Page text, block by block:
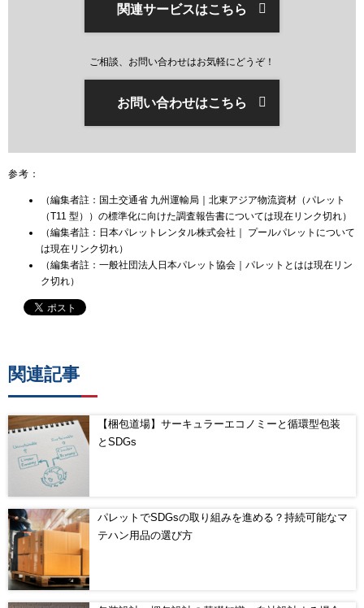
関連サービスはこちら
ご相談、お問い合わせはお気軽にどうぞ！
お問い合わせはこちら
参考：
（編集者註：国土交通省 九州運輸局｜北東アジア物流資材（パレット
（T11 型））の標準化に向けた調査報告書については現在リンク切れ）
（編集者註：日本パレットレンタル株式会社｜ プールパレットについて
は現在リンク切れ）
（編集者註：一般社団法人日本パレット協会｜パレットとはは現在リン
ク切れ）
関連記事
【梱包道場】サーキュラーエコノミーと循環型包装
とSDGs
パレットでSDGsの取り組みを進める？持続可能なマ
テハン用品の選び方